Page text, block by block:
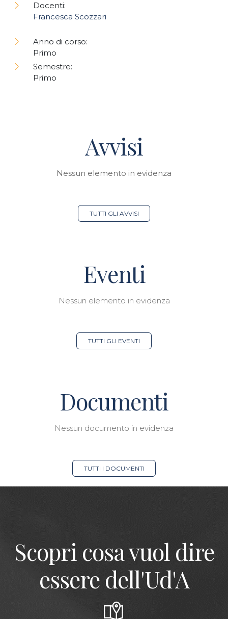
Docenti:
Francesca Scozzari
Anno di corso:
Primo
Semestre:
Primo
Avvisi
Nessun elemento in evidenza
TUTTI GLI AVVISI
Eventi
Nessun elemento in evidenza
TUTTI GLI EVENTI
Documenti
Nessun documento in evidenza
TUTTI I DOCUMENTI
Scopri cosa vuol dire
essere dell'Ud'A